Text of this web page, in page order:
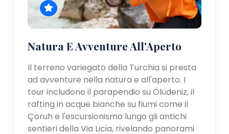
Natura E Avventure All'Aperto
Il terreno variegato della Turchia si presta
ad avventure nella natura e all'aperto. I
tour includono il parapendio su Ölüdeniz, il
rafting in acque bianche su fiumi come il
Çoruh e l'escursionismo lungo gli antichi
sentieri della Via Licia, rivelando panorami